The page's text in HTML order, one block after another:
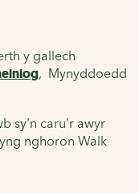
y gallech
, Mynyddoedd
sy'n caru'r awyr
nghoron Walk